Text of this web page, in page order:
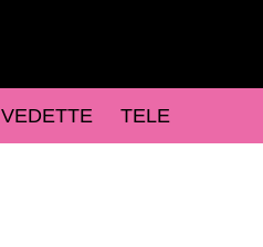
VEDETTE TELE